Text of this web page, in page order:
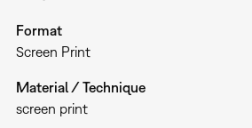
Format
Screen Print
Material / Technique
screen print